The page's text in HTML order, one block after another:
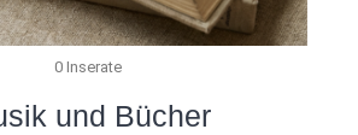
0 Inserate
und Bücher